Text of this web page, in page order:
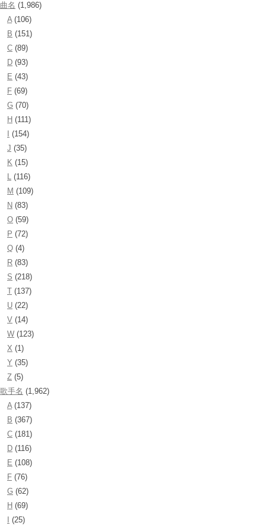
曲名 (1,986)
A(106)
B (151)
C (89)
D (93)
E (43)
F (69)
G (70)
H (111)
(154)
J (35)
K (15)
L (116)
M (109)
N (83)
O (59)
P (72)
Q (4)
R (83)
S (218)
T (137)
U (22)
V (14)
W (123)
X (1)
Y (35)
Z (5)
歌手名 (1,962)
A(137)
B (367)
C (181)
D (116)
E (108)
F (76)
G (62)
H (69)
(25)